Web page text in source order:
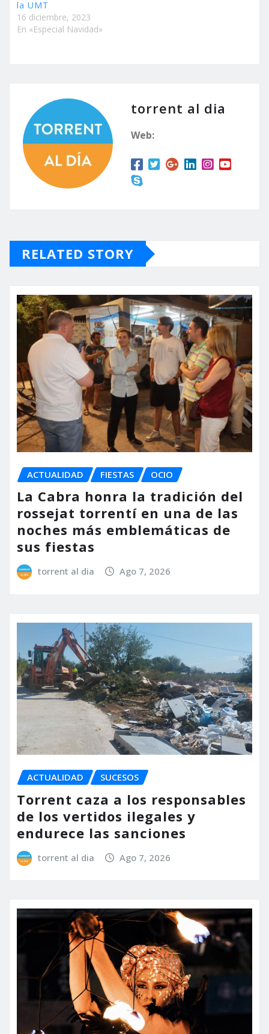
la UMT
16 diciembre, 2023
En «Especial Navidad»
torrent al dia
Web:
RELATED STORY
ACTUALIDAD FIESTAS OCIO
La Cabra honra la tradición del
rossejat torrentí en una de las
noches más emblemáticas de
sus fiestas
torrent al dia Ago 7, 2026
ACTUALIDAD SUCESOS
Torrent caza a los responsables
de los vertidos ilegales y
endurece las sanciones
torrent al dia Ago 7, 2026